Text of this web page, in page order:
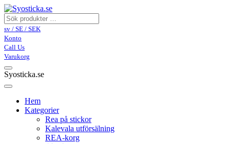
sv / SE / SEK
Konto
Call Us
Varukorg
Syosticka.se
Hem
Kategorier
Rea på stickor
Kalevala utförsälning
REA-korg